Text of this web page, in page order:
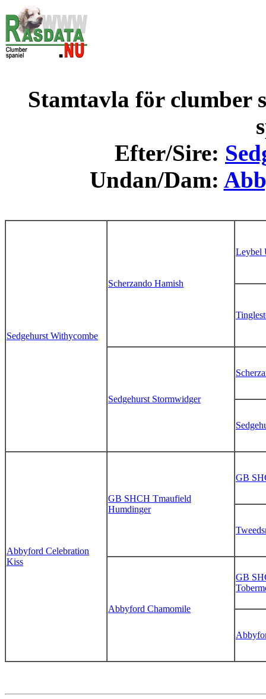
Stamtavla för clumber
Efter/Sire:
Undan/Dam:
Sedgehurst Withycombe
Scherzando Hamish
Leybel
Sedgehurst Stormwidger
Abbyford Celebration
Kiss
GB SHCH Tmaufield
Humdinger
GB
Abbyford Chamomile
GB